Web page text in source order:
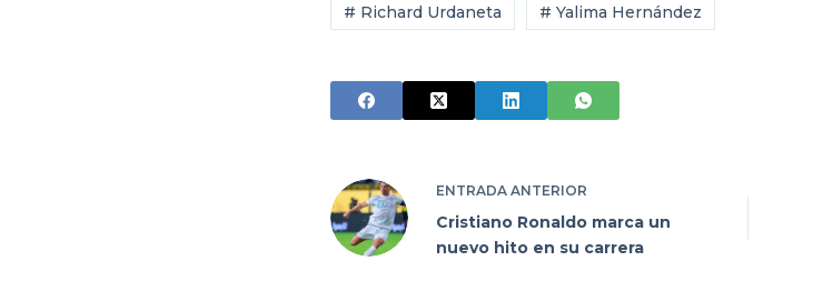
# Richard Urdaneta # Yalima Hernández
ENTRADA ANTERIOR
Cristiano Ronaldo marca un
nuevo hito en su carrera